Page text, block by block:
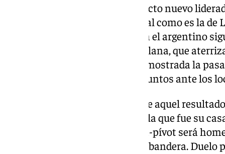
Los azulgranas tienen un proyecto nuevo
Los culés tienen una baja capital como es la
fundamental para el equipo. Sin el argentino
argumentos en la plantilla catalana, que
intentando cambiar la imagen mostrada la
duramente derrotados por 20 puntos ante los
Uno de los grandes ‘culpables’ de aquel
Will Thomas, que hoy volverá a la que fue su
cariño de sus aficionados. El ala-pívot será
un Carpena que estará hasta la bandera.